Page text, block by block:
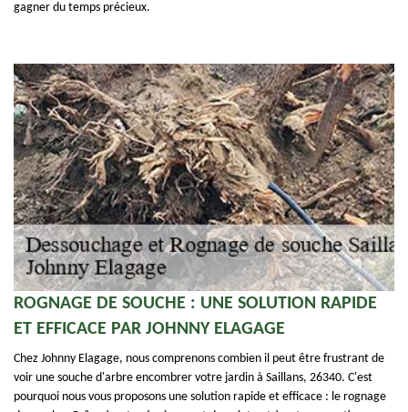
gagner du temps précieux.
ROGNAGE DE SOUCHE : UNE SOLUTION RAPIDE
ET EFFICACE PAR JOHNNY ELAGAGE
Chez Johnny Elagage, nous comprenons combien il peut être frustrant de
voir une souche d'arbre encombrer votre jardin à Saillans, 26340. C'est
pourquoi nous vous proposons une solution rapide et efficace : le rognage